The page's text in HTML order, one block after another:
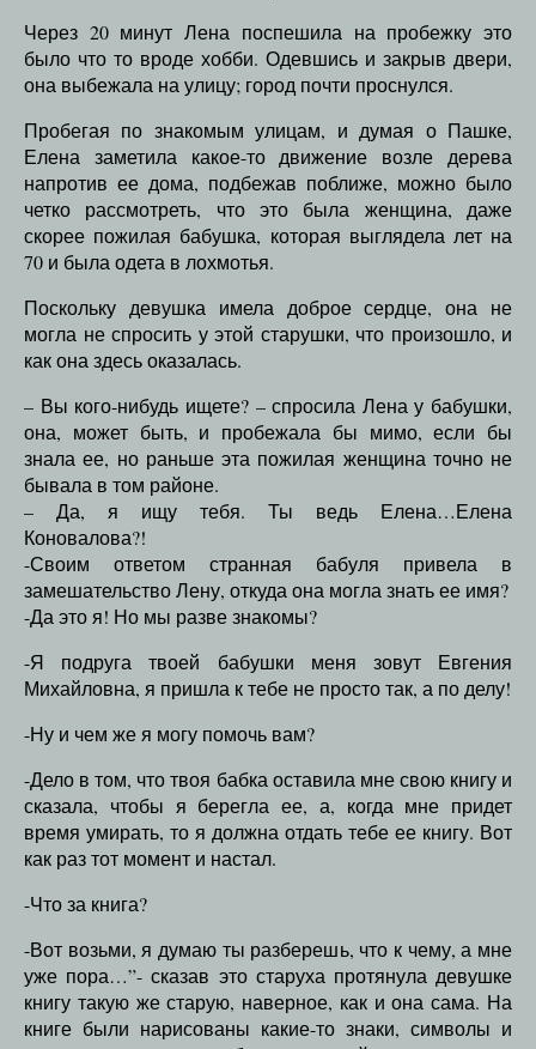
Через 20 минут Лена поспешила на пробежку это
было что то вроде хобби. Одевшись и закрыв двери,
она выбежала на улицу; город почти проснулся.
Пробегая по знакомым улицам, и думая о Пашке,
Елена заметила какое-то движение возле дерева
напротив ее дома, подбежав поближе, можно было
четко рассмотреть, что это была женщина, даже
скорее пожилая бабушка, которая выглядела лет на
70 и была одета в лохмотья.
Поскольку девушка имела доброе сердце, она не
могла не спросить у этой старушки, что произошло, и
как она здесь оказалась.
– Вы кого-нибудь ищете? – спросила Лена у бабушки,
она, может быть, и пробежала бы мимо, если бы
знала ее, но раньше эта пожилая женщина точно не
бывала в том районе.
– Да, я ищу тебя. Ты ведь Елена…Елена
Коновалова?!
-Своим ответом странная бабуля привела в
замешательство Лену, откуда она могла знать ее имя?
-Да это я! Но мы разве знакомы?
-Я подруга твоей бабушки меня зовут Евгения
Михайловна, я пришла к тебе не просто так, а по делу!
-Ну и чем же я могу помочь вам?
-Дело в том, что твоя бабка оставила мне свою книгу и
сказала, чтобы я берегла ее, а, когда мне придет
время умирать, то я должна отдать тебе ее книгу. Вот
как раз тот момент и настал.
-Что за книга?
-Вот возьми, я думаю ты разберешь, что к чему, а мне
уже пора…”- сказав это старуха протянула девушке
книгу такую же старую, наверное, как и она сама. На
книге были нарисованы какие-то знаки, символы и